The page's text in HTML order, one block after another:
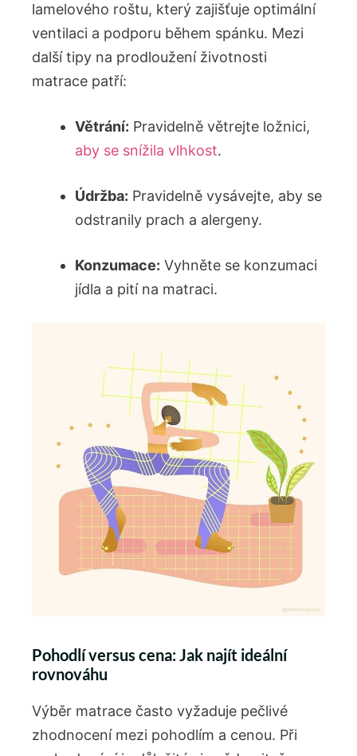
lamelového roštu, který zajišťuje optimální
ventilaci a podporu během spánku. Mezi
další tipy na prodloužení životnosti
matrace patří:
Větrání: Pravidelně větrejte ložnici,
aby se snížila vlhkost.
Údržba: Pravidelně vysávejte, aby se
odstranily prach a alergeny.
Konzumace: Vyhněte se konzumaci
jídla a pití na matraci.
Pohodlí versus cena: Jak najít ideální
rovnováhu
Výběr matrace často vyžaduje pečlivé
zhodnocení mezi pohodlím a cenou. Při